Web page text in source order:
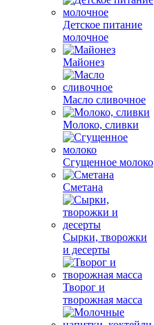
Детское питание
молочное
Майонез
Масло сливочное
Молоко, сливки
Сгущенное молоко
Сметана
Сырки, творожки
и десерты
Творог и
творожная масса